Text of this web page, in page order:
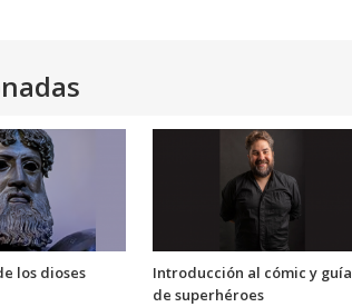
los dioses
Introducción al cómic y guía
de superhéroes